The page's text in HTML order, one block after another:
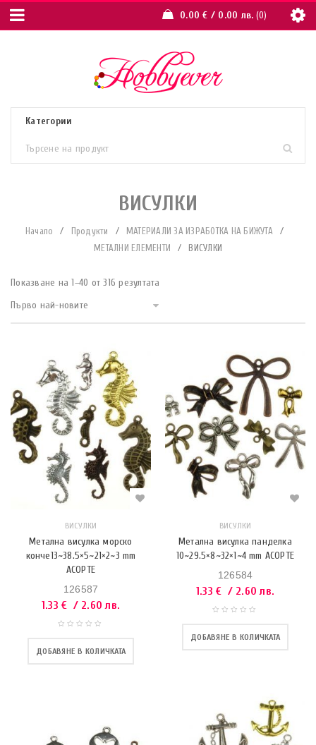
0.00€ / 0.00 лв. 0
ВИСУЛКИ
Начало / Продукти / МАТЕРИАЛИ ЗА ИЗРАБОТКА НА БИЖУТА
/
МЕТАЛНИ ЕЛЕМЕНТИ
/ ВИСУЛКИ
Показване на 1–40 от 316 резултата
Първо най-новите
ВИСУЛКИ
Метална висулка морско
конче13~38.5×5~21×2~3 mm
АСОРТЕ
126587
1.33€ / 2.60 лв.
ДОБАВЯНЕ В КОЛИЧКАТА
ВИСУЛКИ
Метална висулка панделка
10~29.5×8~32×1~4 mm АСОРТЕ
126584
1.33€ / 2.60 лв.
ДОБАВЯНЕ В КОЛИЧКАТА